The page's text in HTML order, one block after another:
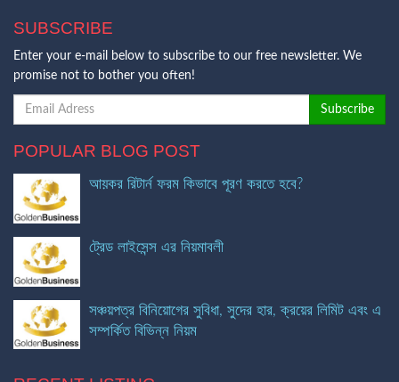
SUBSCRIBE
Enter your e-mail below to subscribe to our free newsletter. We
promise not to bother you often!
POPULAR BLOG POST
আয়কর রিটার্ন ফরম কিভাবে পূরণ করতে হবে?
ট্রেড লাইসেন্স এর নিয়মাবলী
সঞ্চয়পত্র বিনিয়োগের সুবিধা, সুদের হার, ক্রয়ের লিমিট এবং এ
সম্পর্কিত বিভিন্ন নিয়ম